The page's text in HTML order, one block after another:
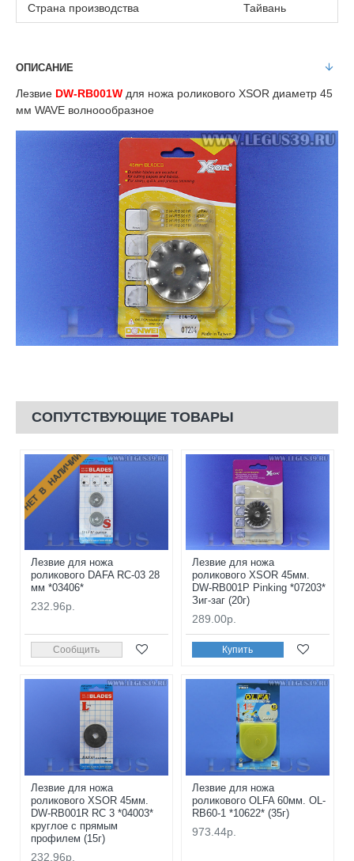
Страна производства Тайвань
ОПИСАНИЕ
Лезвие DW-RB001W для ножа роликового XSOR диаметр 45
мм WAVE волноообразное
СОПУТСТВУЮЩИЕ ТОВАРЫ
НЕТ В НАЛИЧИИ
Лезвие для ножа
роликового DAFA RC-03 28
мм *03406*
232.96р.
Сообщить
Лезвие для ножа
роликового XSOR 45мм.
DW-RB001P Pinking *07203*
Зиг-заг (20г)
289.00р.
Купить
Лезвие для ножа
роликового XSOR 45мм.
DW-RB001R RC 3 *04003*
круглое с прямым
профилем (15г)
232.96р.
Лезвие для ножа
роликового OLFA 60мм. OL-
RB60-1 *10622* (35г)
973.44р.